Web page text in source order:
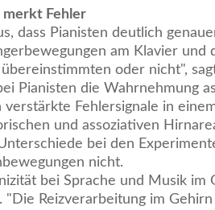
merkt Fehler
dass Pianisten deutlich
am Klavier und
oder nicht",
Pianisten die Wahrnehmung
verstärkte Fehlersignale in
und assoziativen
bei den
nicht.
bei Sprache und Musik im
"Die Reizverarbeitung im